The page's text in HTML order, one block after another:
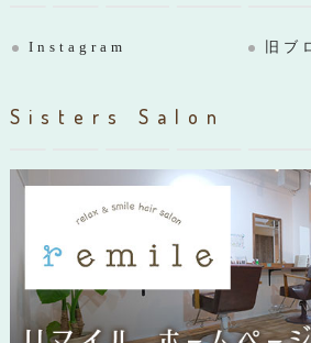
Instagram 旧ブ
Sisters Salon